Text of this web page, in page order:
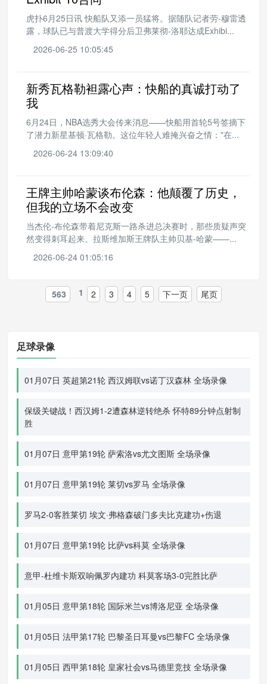
虎扑6月25日讯 快船队又添一员猛将。据随队记者劳-穆雷透
露，球队已与普渡大学得分后卫弗莱彻-洛耶达成Exhibi...
2026-06-25 10:05:45
新秀瓦格勒袒露心声：快船的真诚打动了
我
6月24日，NBA选秀大会传来消息——快船用首轮5号签摘下
了潜力新星基顿·瓦格勒。这位年轻人难掩兴奋之情："在...
2026-06-24 13:09:40
王牌主帅哈蒙谈布伦森：他颠覆了历史，
但我的立场不会改变
当杰伦-布伦森带着尼克斯一路杀进总决赛时，那些质疑声突
然变得刺耳起来。拉斯维加斯王牌队主帅贝基-哈蒙——...
2026-06-24 01:05:16
563 1 2 3 4 5 下一页 尾页
足球录像
01月07日 英超第21轮 西汉姆联vs诺丁汉森林 全场录像
保级关键战！西汉姆1-2遭森林逆转绝杀 怀特89分钟点射制
胜
01月07日 意甲第19轮 萨索洛vs尤文图斯 全场录像
01月07日 意甲第19轮 莱切vs罗马 全场录像
罗马2-0客胜莱切 埃文·弗格森破门多夫比克建功+伤退
01月07日 意甲第19轮 比萨vs科莫 全场录像
意甲-杜维卡斯双响佩罗内建功 科莫客场3-0完胜比萨
01月05日 意甲第18轮 国际米兰vs博洛尼亚 全场录像
01月05日 法甲第17轮 巴黎圣日耳曼vs巴黎FC 全场录像
01月05日 西甲第18轮 皇家社会vs马德里竞技 全场录像